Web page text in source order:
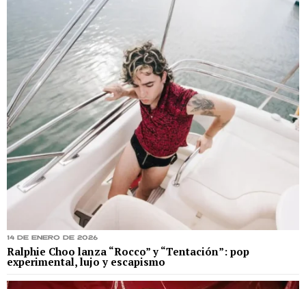
14 de enero de 2026
Ralphie Choo lanza “Rocco” y “Tentación”: pop
experimental, lujo y escapismo